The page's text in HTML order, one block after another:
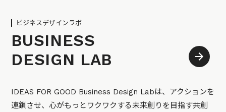
ビジネスデザインラボ
BUSINESS
DESIGN LAB
IDEAS FOR GOOD Business Design Labは、アクションを
連鎖させ、心がもっとワクワクする未来創りを目指す共創